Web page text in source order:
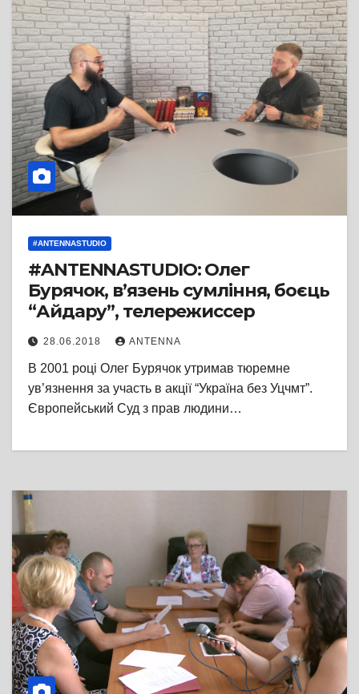
#ANTENNASTUDIO
#ANTENNASTUDIO: Олег
Бурячок, в’язень сумління, боєць
“Айдару”, телережиссер
28.06.2018 ANTENNA
В 2001 році Олег Бурячок утримав тюремне
ув’язнення за участь в акції “Україна без Уцчмт”.
Європейський Суд з прав людини…